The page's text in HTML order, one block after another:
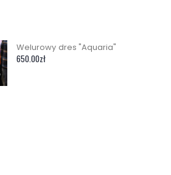
Welurowy dres "Aquaria"
650.00zł